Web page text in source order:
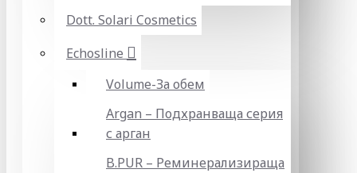
Dott. Solari Cosmetics
Echosline
Volume-За обем
Argan – Подхранваща серия
с арган
B.PUR – Реминерализираща